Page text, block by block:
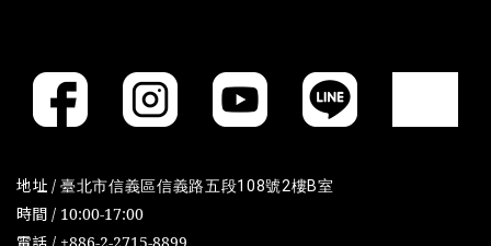
地址 / 臺北市信義區信義路五段108號2樓B室
時間 / 10:00-17:00